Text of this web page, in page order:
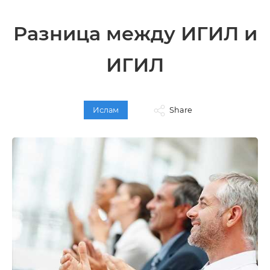
Разница между ИГИЛ и
ИГИЛ
Ислам Share